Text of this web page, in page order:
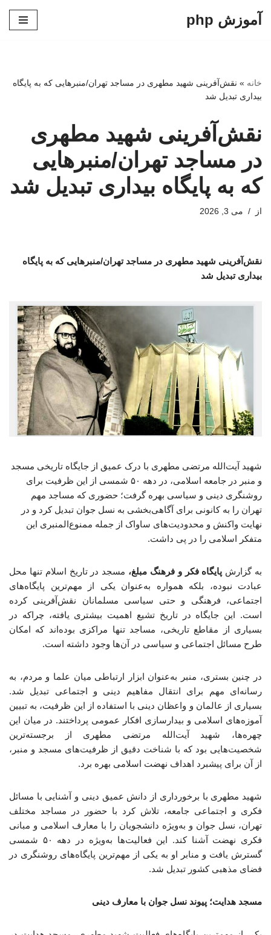
آموزش php
خانه » نقش‌آفرینی شهید مطهری در مساجد تهران/منبرهایی که به پایگاه
بیداری تبدیل شد
نقش‌آفرینی شهید مطهری
در مساجد تهران/منبرهایی
که به پایگاه بیداری تبدیل شد
از می 3, 2026
نقش‌آفرینی شهید مطهری در مساجد تهران/منبرهایی که به پایگاه
بیداری تبدیل شد
شهید آیت‌الله مرتضی مطهری با درک عمیق از جایگاه تاریخی مسجد
و منبر در جامعه اسلامی، در دهه ۵۰ شمسی از این ظرفیت برای
روشنگری دینی و سیاسی بهره گرفت؛ حضوری که مساجد مهم
تهران را به کانونی برای آگاهی‌بخشی به نسل جوان تبدیل کرد و در
نهایت واکنش و محدودیت‌های ساواک از جمله ممنوع‌المنبری این
متفکر اسلامی را در پی داشت.
به گزارش پایگاه فکر و فرهنگ مبلغ، مسجد در تاریخ اسلام تنها محل
عبادت نبوده، بلکه همواره به‌عنوان یکی از مهم‌ترین پایگاه‌های
اجتماعی، فرهنگی و حتی سیاسی مسلمانان نقش‌آفرینی کرده
است. این جایگاه در تاریخ تشیع اهمیت بیشتری یافته، چراکه در
بسیاری از مقاطع تاریخی، مساجد تنها مراکزی بوده‌اند که امکان
طرح مسائل اجتماعی و سیاسی در آن‌ها وجود داشته است.
در چنین بستری، منبر به‌عنوان ابزار ارتباطی میان علما و مردم، به
رسانه‌ای مهم برای انتقال مفاهیم دینی و اجتماعی تبدیل شد.
بسیاری از عالمان و واعظان دینی با استفاده از این ظرفیت، به تبیین
آموزه‌های اسلامی و بیدارسازی افکار عمومی پرداختند. در میان این
چهره‌ها، شهید آیت‌الله مرتضی مطهری از برجسته‌ترین
شخصیت‌هایی بود که با شناخت دقیق از ظرفیت‌های مسجد و منبر،
از آن برای پیشبرد اهداف نهضت اسلامی بهره برد.
شهید مطهری با برخورداری از دانش عمیق دینی و آشنایی با مسائل
فکری و اجتماعی جامعه، تلاش کرد با حضور در مساجد مختلف
تهران، نسل جوان و به‌ویژه دانشجویان را با معارف اسلامی و مبانی
فکری نهضت آشنا کند. این فعالیت‌ها به‌ویژه در دهه ۵۰ شمسی
گسترش یافت و منابر او به یکی از مهم‌ترین پایگاه‌های روشنگری در
فضای مذهبی کشور تبدیل شد.
مسجد هدایت؛ پیوند نسل جوان با معارف دینی